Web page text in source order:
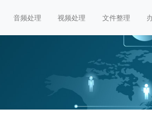
音频处理 视频处理 文件整理